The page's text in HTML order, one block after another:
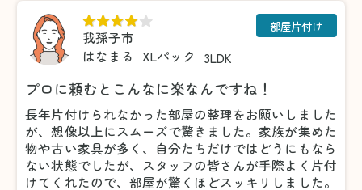
我孫子市
はなまる
XLパック 3LDK
部屋片付け
プロに頼むとこんなに楽なんですね！
長年片付けられなかった部屋の整理をお願いしました
が、想像以上にスムーズで驚きました。家族が集めた
物や古い家具が多く、自分たちだけではどうにもなら
ない状態でしたが、スタッフの皆さんが手際よく片付
けてくれたので、部屋が驚くほどスッキリしました。